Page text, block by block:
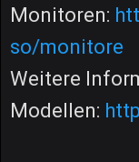
Monitoren:
so/monitore
Weitere
Modellen: